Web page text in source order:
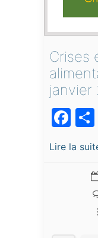
Crises
janvier
Lire la